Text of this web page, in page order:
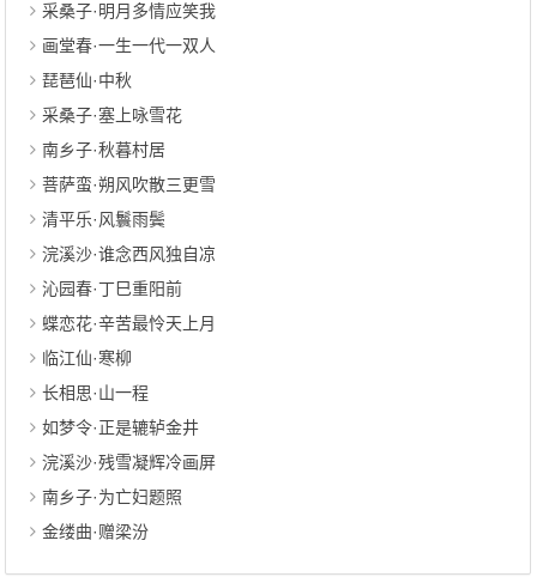
采桑子·明月多情应笑我
画堂春·一生一代一双人
琵琶仙·中秋
采桑子·塞上咏雪花
南乡子·秋暮村居
菩萨蛮·朔风吹散三更雪
清平乐·风鬟雨鬓
浣溪沙·谁念西风独自凉
沁园春·丁巳重阳前
蝶恋花·辛苦最怜天上月
临江仙·寒柳
长相思·山一程
如梦令·正是辘轳金井
浣溪沙·残雪凝辉冷画屏
南乡子·为亡妇题照
金缕曲·赠梁汾